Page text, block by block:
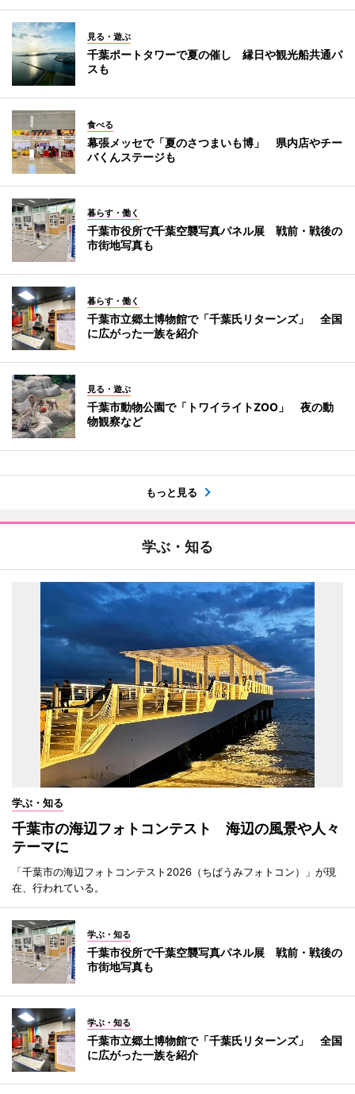
見る・遊ぶ
千葉ポートタワーで夏の催し 縁日や観光船共通パ
スも
食べる
幕張メッセで「夏のさつまいも博」 県内店やチー
バくんステージも
暮らす・働く
千葉市役所で千葉空襲写真パネル展 戦前・戦後の
市街地写真も
暮らす・働く
千葉市立郷土博物館で「千葉氏リターンズ」 全国
に広がった一族を紹介
見る・遊ぶ
千葉市動物公園で「トワイライトZOO」 夜の動
物観察など
もっと見る
学ぶ・知る
学ぶ・知る
千葉市の海辺フォトコンテスト 海辺の風景や人々
テーマに
「千葉市の海辺フォトコンテスト2026（ちばうみフォトコン）」が現
在、行われている。
学ぶ・知る
千葉市役所で千葉空襲写真パネル展 戦前・戦後の
市街地写真も
学ぶ・知る
千葉市立郷土博物館で「千葉氏リターンズ」 全国
に広がった一族を紹介